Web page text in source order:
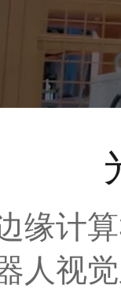
缘计
人视